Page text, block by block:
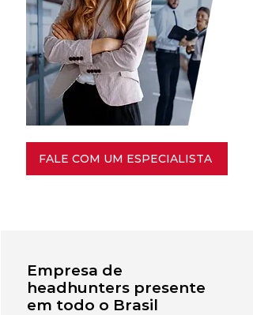
FALE COM UM ESPECIALISTA
Empresa de
headhunters presente
em todo o Brasil